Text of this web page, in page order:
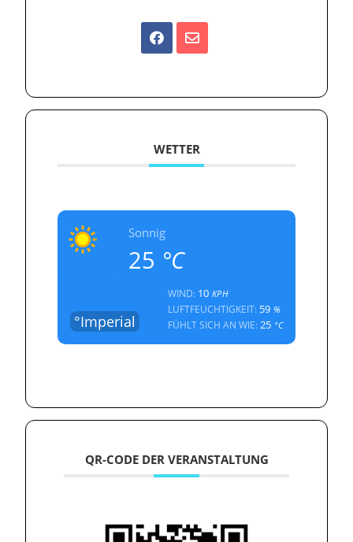
WETTER
Sonnig
25 °C
°Imperial
WIND: 10 KPH
LUFTFEUCHTIGKEIT: 59 %
FÜHLT SICH AN WIE:25 °C
QR-CODE DER VERANSTALTUNG